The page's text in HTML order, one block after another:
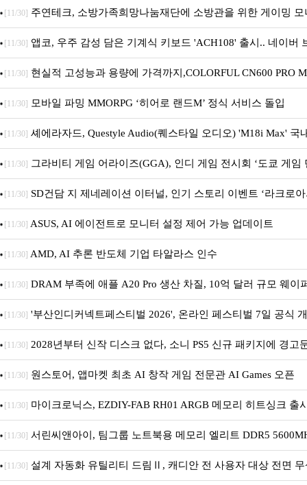
[11/30] 주연테크, 소방가족희망나눔재단에 소방관을 위한 게이밍 모
대 기부
[11/30] 앱코, 우주 감성 담은 기계식 키보드 'ACH108' 출시.. 네이버
진행
[11/30] 현실적 고성능과 용량에 가격까지,COLORFUL CN600 PRO
컴 1TB
[11/30] 모바일 파밍 MMORPG ‘히어로 랜드M’ 정식 서비스 돌입
[11/30] 셰에라자드, Questyle Audio(퀘스타일 오디오) 'M18i Max' 국
[11/30] 그라비티 게임 어라이즈(GGA), 인디 게임 전시회 ‘도쿄 게임
[11/30] SD건담 지 제네레이션 이터널, 인기 스토리 이벤트 ‘라크로
및 풍성한 기념 이벤트 실시!
[11/30] ASUS, AI 에이전트로 모니터 설정 제어 가능 업데이트
[11/30] AMD, AI 추론 반도체 기업 타알라스 인수
[11/30] DRAM 부족에 애플 A20 Pro 생산 차질, 10억 달러 규모 웨이
[11/30] '부산인디커넥트페스티벌 2026', 온라인 페스티벌 7일 공식
[11/30] 2028년부터 신작 디스크 없다, 소니 PS5 신규 패키지에 경고
[11/30] 원스토어, 앱마켓 최초 AI 창작 게임 전문관 AI Games 오픈
[11/30] 마이크로닉스, EZDIY-FAB RH01 ARGB 메모리 히트싱크 출
[11/30] 서린씨앤아이, 팀그룹 노트북용 메모리 엘리트 DDR5
[11/30] 설계 자동화 유틸리티 드림Ⅱ, 캐디안 전 사용자 대상 전면 무